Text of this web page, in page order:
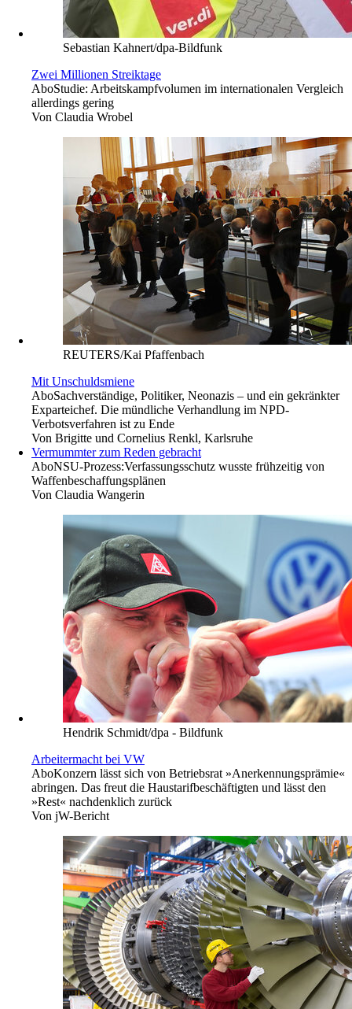
Sebastian Kahnert/dpa-Bildfunk
Zwei Millionen Streiktage
AboStudie: Arbeitskampfvolumen im internationalen Vergleich
allerdings gering
Von Claudia Wrobel
REUTERS/Kai Pfaffenbach
Mit Unschuldsmiene
AboSachverständige, Politiker, Neonazis – und ein gekränkter
Exparteichef. Die mündliche Verhandlung im NPD-
Verbotsverfahren ist zu Ende
Von Brigitte und Cornelius Renkl, Karlsruhe
Vermummter zum Reden gebracht
AboNSU-Prozess:Verfassungsschutz wusste frühzeitig von
Waffenbeschaffungsplänen
Von Claudia Wangerin
Hendrik Schmidt/dpa - Bildfunk
Arbeitermacht bei VW
AboKonzern lässt sich von Betriebsrat »Anerkennungsprämie«
abringen. Das freut die Haustarifbeschäftigten und lässt den
»Rest« nachdenklich zurück
Von jW-Bericht